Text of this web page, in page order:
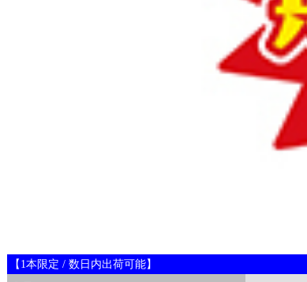
【1本限定 / 数日内出荷可能】